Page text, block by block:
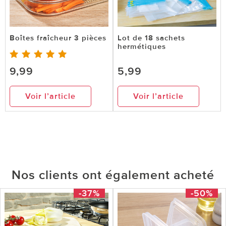
Boîtes fraîcheur 3 pièces
9,99
Voir l’article
Lot de 18 sachets
hermétiques
5,99
Voir l’article
Nos clients ont également acheté
-37% -50%